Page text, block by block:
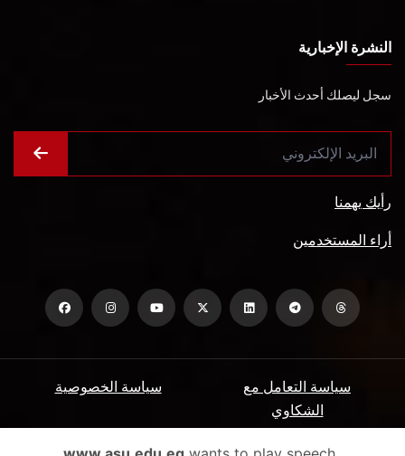
النشرة الإخبارية
سجل ليصلك أحدث الأخبار
رأيك يهمنا
أراء المستخدمين
سياسة الخصوصية
سياسة التعامل مع
الشكاوي
الأسئلة الشائعة ميثاق المتعاملين